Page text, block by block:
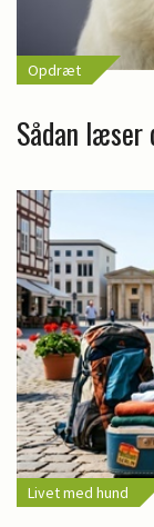
Opdræt
Sådan læser
Livet med hund